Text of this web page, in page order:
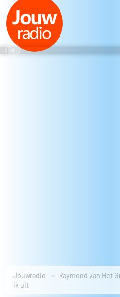
Jouwradio Raymond Van Het
ik uit